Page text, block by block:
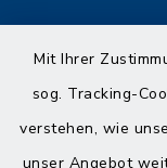
Mit Ihrer
sog. Tracking-
verstehen, wie
unser Angebot